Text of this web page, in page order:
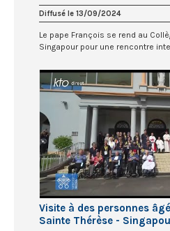
Diffusé le 13/09/2024
Le pape François se rend au
Singapour pour une rencontre
Visite à des personnes
Sainte Thérèse -